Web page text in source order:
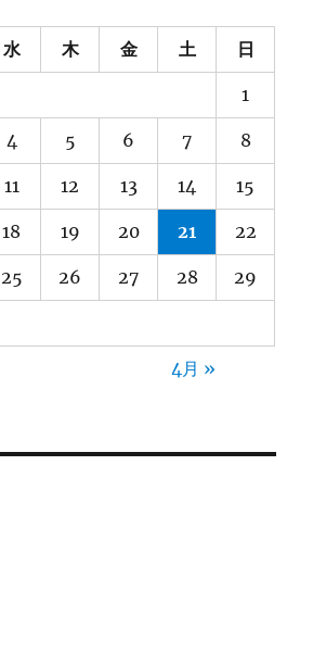
水 木 金 土 日
1
4 5 6 7 8
11 12 13 14 15
18 19 20 21 22
25 26 27 28 29
4月 »